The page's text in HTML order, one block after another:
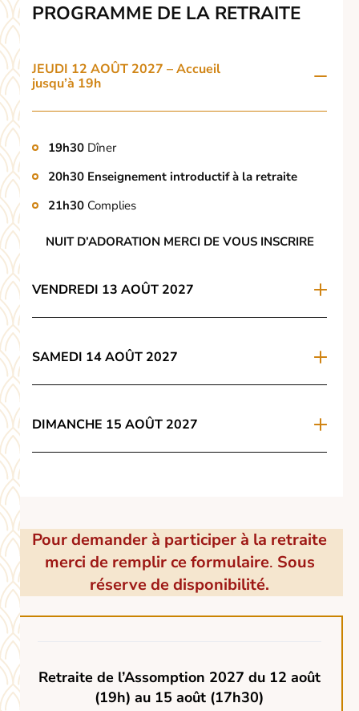
PROGRAMME DE LA RETRAITE
JEUDI 12 AOÛT 2027 – Accueil
jusqu’à 19h
19h30 Dîner
20h30 Enseignement introductif à la retraite
21h30 Complies
NUIT D’ADORATION MERCI DE VOUS INSCRIRE
VENDREDI 13 AOÛT 2027
SAMEDI 14 AOÛT 2027
DIMANCHE 15 AOÛT 2027
Pour demander à participer à la retraite
merci de remplir ce formulaire. Sous
réserve de disponibilité.
2027
Retraite de l’Assomption 2027 du 12 août
(19h) au 15 août (17h30)